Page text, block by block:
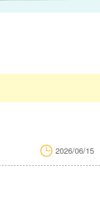
2026/06/15